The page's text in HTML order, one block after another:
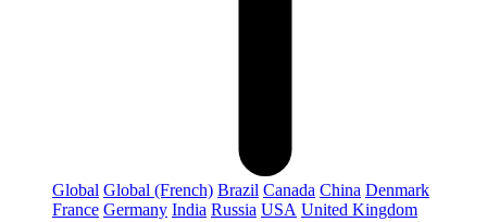
Global Global (French) Brazil Canada China Denmark
France Germany India Russia USA United Kingdom